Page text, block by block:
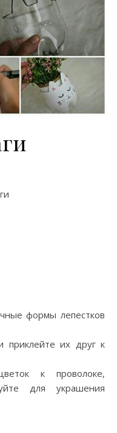
формы лепестков
приклейте их друг к
к проволоке,
для украшения